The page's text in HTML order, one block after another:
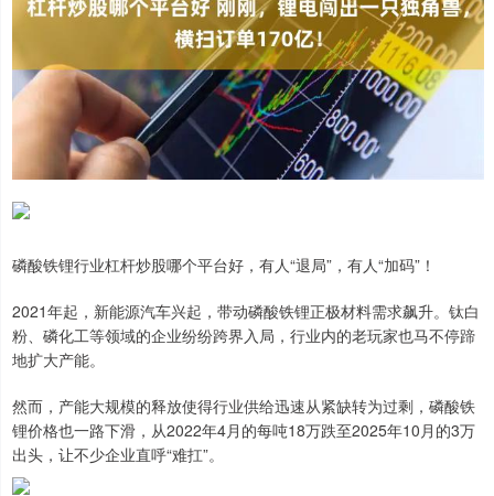
磷酸铁锂行业杠杆炒股哪个平台好，有人“退局”，有人“加码”！
2021年起，新能源汽车兴起，带动磷酸铁锂正极材料需求飙升。钛白
粉、磷化工等领域的企业纷纷跨界入局，行业内的老玩家也马不停蹄
地扩大产能。
然而，产能大规模的释放使得行业供给迅速从紧缺转为过剩，磷酸铁
锂价格也一路下滑，从2022年4月的每吨18万跌至2025年10月的3万
出头，让不少企业直呼“难扛”。